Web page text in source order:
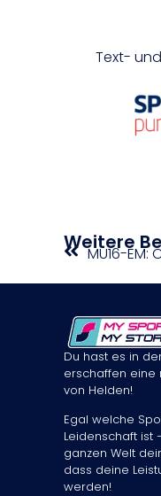
Text-
Weitere
MU16-
Du hast es in
erschaffen eine
von Helden!
Egal welche
Leidenschaft ist
ganzen Welt
dass deine
werden!